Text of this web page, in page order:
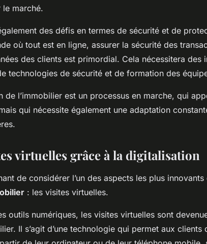
le marché.
des défis en termes de sécurité et de
où tout est en ligne, assurer la sécurité des
des clients est primordial. Cela nécessitera des
technologies de sécurité et de formation des
de l’immobilier est un processus en marche, qui
qui nécessite également une adaptation
virtuelles grâce à la digitalisation
de considérer l’un des aspects les plus innovants
: les visites virtuelles.
outils numériques, les visites virtuelles sont
Il s’agit d’une technologie qui permet aux clients